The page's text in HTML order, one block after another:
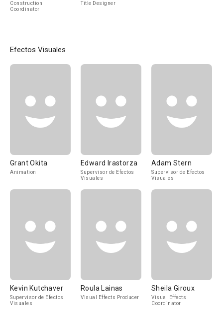
Construction
Coordinator
Title Designer
Efectos Visuales
Grant Okita
Animation
Edward Irastorza
Supervisor de Efectos
Visuales
Adam Stern
Supervisor de Efectos
Visuales
Kevin Kutchaver
Supervisor de Efectos
Visuales
Roula Lainas
Visual Effects Producer
Sheila Giroux
Visual Effects
Coordinator